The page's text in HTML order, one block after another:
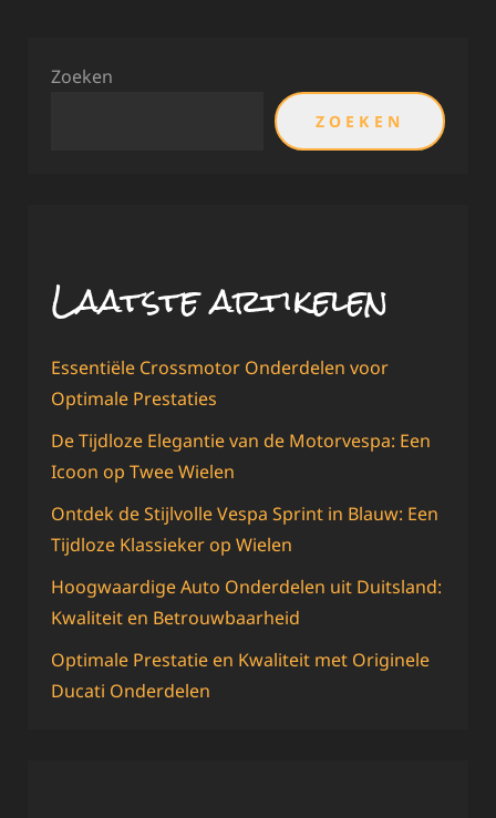
Zoeken
ZOEKEN
Laatste artikelen
Essentiële Crossmotor Onderdelen voor
Optimale Prestaties
De Tijdloze Elegantie van de Motorvespa: Een
Icoon op Twee Wielen
Ontdek de Stijlvolle Vespa Sprint in Blauw: Een
Tijdloze Klassieker op Wielen
Hoogwaardige Auto Onderdelen uit Duitsland:
Kwaliteit en Betrouwbaarheid
Optimale Prestatie en Kwaliteit met Originele
Ducati Onderdelen